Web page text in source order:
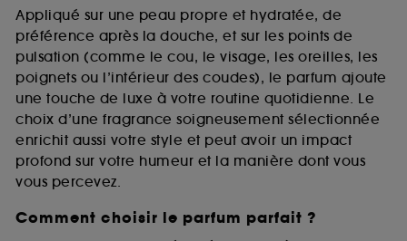
Appliqué sur une peau propre et hydratée, de
préférence après la douche, et sur les points de
pulsation (comme le cou, le visage, les oreilles, les
poignets ou l’intérieur des coudes), le parfum ajoute
une touche de luxe à votre routine quotidienne. Le
choix d’une fragrance soigneusement sélectionnée
enrichit aussi votre style et peut avoir un impact
profond sur votre humeur et la manière dont vous
vous percevez.
Comment choisir le parfum parfait ?
Cookies fonctionnels :il s’agit de cookies
permettant l’affichage et/ou la fourniture de
certaines fonctionnalités du site, tel que les
cookies d’authentification qui sont utilisés afin de
vous faire bénéficier de l’authentification
prolongée vous permettant d’accéder à votre
compte lors de votre prochaine visite sur le site
sans saisir à nouveau votre identifiant et mot de
passe.
A l'exception des cookies techniques, le dépôt et la